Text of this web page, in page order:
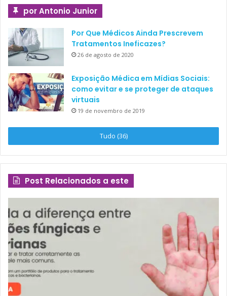
por Antonio Junior
Por Que Médicos Ainda Prescrevem
Tratamentos Ineficazes?
26 de agosto de 2020
Exposição Médica em Mídias Sociais:
como evitar e se proteger de ataques
virtuais
19 de novembro de 2019
Tudo (36)
Post Relacionados a este